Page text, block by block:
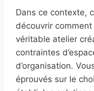
Dans ce contexte,
découvrir
véritable atelier
contraintes
d’organisation.
éprouvés sur le